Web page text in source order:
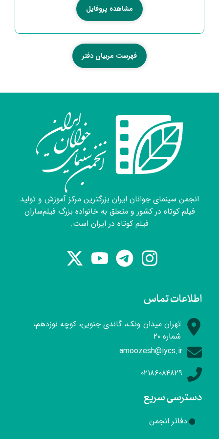
مشاهده پروفایل
فهرست مربیان دفتر
اطلاعات تماس
تهران میدان ونک، گاندی جنوبی، کوچه نوزدهم،
شماره ۲۰
amoozesh@iycs.ir
۰۲۱۸۶۰۸۴۸۲۹
انجمن سینمای جوانان ایران بزرگترین مرکز آموزش و تولید
فیلم کوتاه در کشور و متعلق به خانواده بزرگ فیلم‌سازان
فیلم کوتاه در ایران است.
دسترسی سریع
دفاتر انجمن